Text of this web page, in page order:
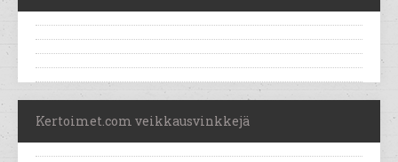
Kertoimet.com veikkausvinkkejä